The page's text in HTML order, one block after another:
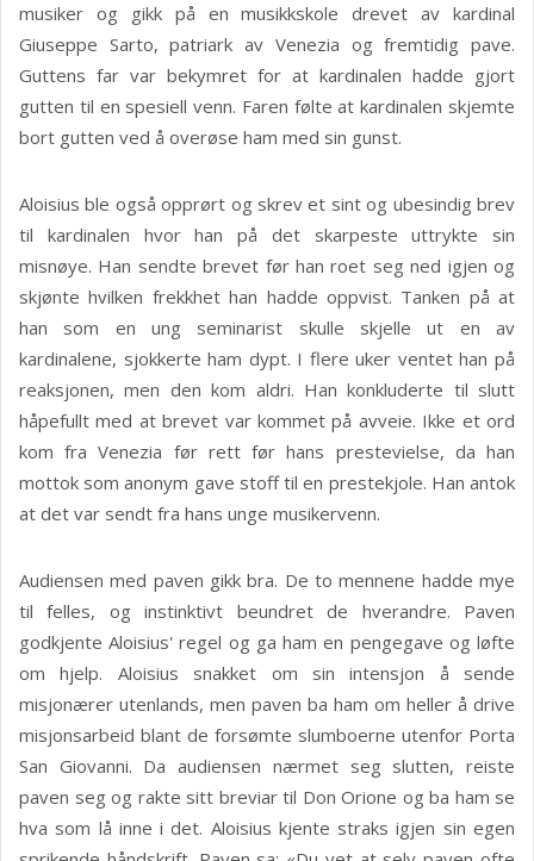
musiker og gikk på en musikkskole drevet av kardinal
Giuseppe Sarto, patriark av Venezia og fremtidig pave.
Guttens far var bekymret for at kardinalen hadde gjort
gutten til en spesiell venn. Faren følte at kardinalen skjemte
bort gutten ved å overøse ham med sin gunst.
Aloisius ble også opprørt og skrev et sint og ubesindig brev
til kardinalen hvor han på det skarpeste uttrykte sin
misnøye. Han sendte brevet før han roet seg ned igjen og
skjønte hvilken frekkhet han hadde oppvist. Tanken på at
han som en ung seminarist skulle skjelle ut en av
kardinalene, sjokkerte ham dypt. I flere uker ventet han på
reaksjonen, men den kom aldri. Han konkluderte til slutt
håpefullt med at brevet var kommet på avveie. Ikke et ord
kom fra Venezia før rett før hans prestevielse, da han
mottok som anonym gave stoff til en prestekjole. Han antok
at det var sendt fra hans unge musikervenn.
Audiensen med paven gikk bra. De to mennene hadde mye
til felles, og instinktivt beundret de hverandre. Paven
godkjente Aloisius' regel og ga ham en pengegave og løfte
om hjelp. Aloisius snakket om sin intensjon å sende
misjonærer utenlands, men paven ba ham om heller å drive
misjonsarbeid blant de forsømte slumboerne utenfor Porta
San Giovanni. Da audiensen nærmet seg slutten, reiste
paven seg og rakte sitt breviar til Don Orione og ba ham se
hva som lå inne i det. Aloisius kjente straks igjen sin egen